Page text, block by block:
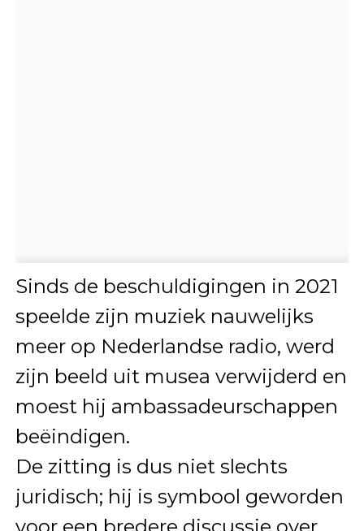
Sinds de beschuldigingen in 2021
speelde zijn muziek nauwelijks
meer op Nederlandse radio, werd
zijn beeld uit musea verwijderd en
moest hij ambassadeurschappen
beëindigen.
De zitting is dus niet slechts
juridisch; hij is symbool geworden
voor een bredere discussie over